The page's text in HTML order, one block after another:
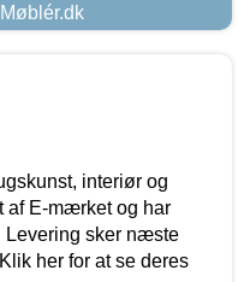
interiør og
af E-mærket og har
Levering sker næste
her for at se deres